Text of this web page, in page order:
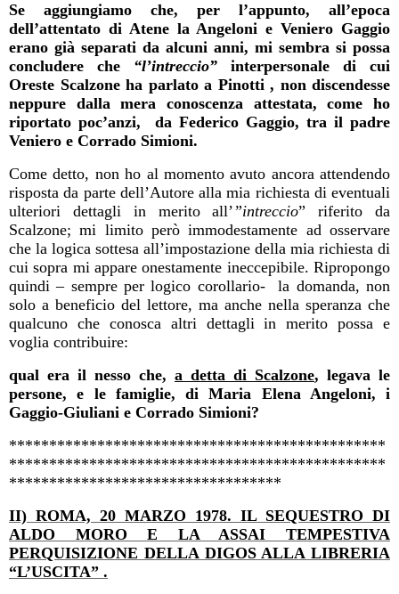
Se aggiungiamo che, per l’appunto, all’epoca
dell’attentato di Atene la Angeloni e Veniero Gaggio
erano già separati da alcuni anni, mi sembra si possa
concludere che “l’intreccio” interpersonale
di cui
Oreste Scalzone ha parlato a Pinotti , non discendesse
neppure dalla mera conoscenza attestata, come ho
riportato poc’anzi,
da Federico Gaggio, tra il padre
Veniero e Corrado Simioni.
Come detto, non ho al momento avuto ancora attendendo
risposta da parte dell’Autore alla mia richiesta di eventuali
ulteriori dettagli in merito all’”intreccio” riferito da
Scalzone; mi limito però immodestamente ad osservare
che la logica sottesa all’impostazione della mia richiesta di
cui sopra mi appare onestamente ineccepibile. Ripropongo
quindi – sempre per logico corollario-
la domanda, non
solo a beneficio del lettore, ma anche nella speranza che
qualcuno che conosca altri dettagli in merito possa e
voglia contribuire:
qual era il nesso che, a detta di Scalzone, legava le
persone, e le famiglie, di Maria Elena Angeloni, i
Gaggio-Giuliani e Corrado Simioni?
***********************************************
***********************************************
**********************************
II) ROMA, 20 MARZO 1978. IL SEQUESTRO DI
ALDO MORO E LA ASSAI TEMPESTIVA
PERQUISIZIONE DELLA DIGOS ALLA LIBRERIA
“L’USCITA” .